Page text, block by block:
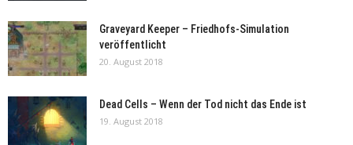
Graveyard Keeper – Friedhofs-Simulation
veröffentlicht
20. August 2018
Dead Cells – Wenn der Tod nicht das Ende ist
19. August 2018